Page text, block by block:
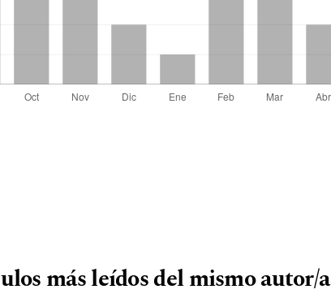
más leídos del mismo autor/a